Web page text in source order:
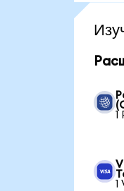
1
1